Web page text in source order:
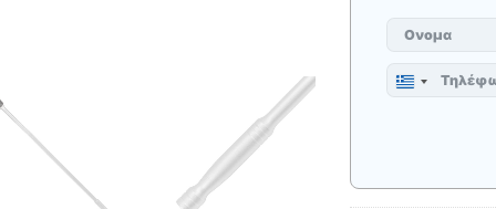
Greece